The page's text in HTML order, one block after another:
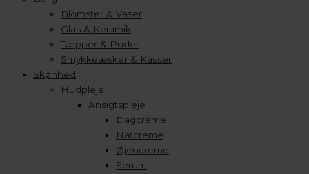
Blomster & Vaser
Glas & Keramik
Tæpper & Puder
Smykkeæsker & Kasser
Skønhed
Hudpleje
Ansigtspleje
Dagcreme
Natcreme
Øjencreme
Serum